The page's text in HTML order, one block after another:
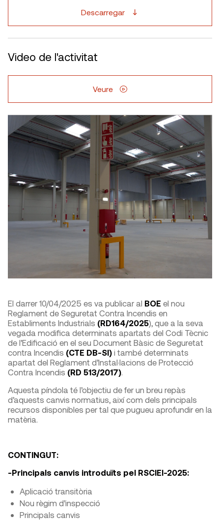
Descarregar
Video de l'activitat
Veure
El darrer 10/04/2025 es va publicar al BOE el nou
Reglament de Seguretat Contra Incendis en
Establiments Industrials (RD164/2025), que a la seva
vegada modifica determinats apartats del Codi Tècnic
de l’Edificació en el seu Document Bàsic de Seguretat
contra Incendis (CTE DB-SI) i també determinats
apartat del Reglament d’Instal·lacions de Protecció
Contra Incendis (RD 513/2017)
Aquesta píndola té l’objectiu de fer un breu repàs
d’aquests canvis normatius, així com dels principals
recursos disponibles per tal que pugueu aprofundir en la
matèria.
CONTINGUT:
-Principals canvis introduïts pel RSCIEI-2025:
Aplicació transitòria
Nou règim d’inspecció
Principals canvis